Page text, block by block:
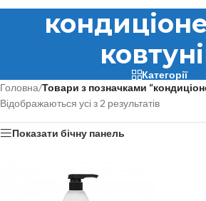
Категорії
Головна/Товари з позначками
Відображаються усі з 2 результатів
Показати бічну панель